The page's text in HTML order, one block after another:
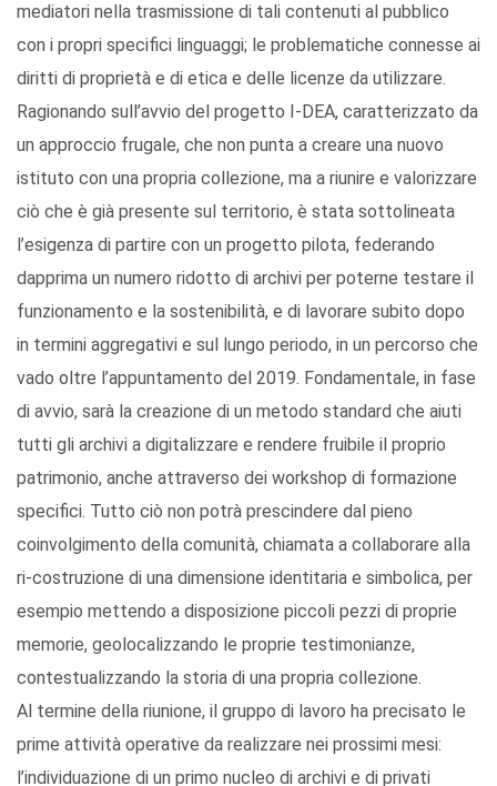
mediatori nella trasmissione di tali contenuti al pubblico
con i propri specifici linguaggi; le problematiche connesse ai
diritti di proprietà e di etica e delle licenze da utilizzare.
Ragionando sull’avvio del progetto I-DEA, caratterizzato da
un approccio frugale, che non punta a creare una nuovo
istituto con una propria collezione, ma a riunire e valorizzare
ciò che è già presente sul territorio, è stata sottolineata
l’esigenza di partire con un progetto pilota, federando
dapprima un numero ridotto di archivi per poterne testare il
funzionamento e la sostenibilità, e di lavorare subito dopo
in termini aggregativi e sul lungo periodo, in un percorso che
vado oltre l’appuntamento del 2019. Fondamentale, in fase
di avvio, sarà la creazione di un metodo standard che aiuti
tutti gli archivi a digitalizzare e rendere fruibile il proprio
patrimonio, anche attraverso dei workshop di formazione
specifici. Tutto ciò non potrà prescindere dal pieno
coinvolgimento della comunità, chiamata a collaborare alla
ri-costruzione di una dimensione identitaria e simbolica, per
esempio mettendo a disposizione piccoli pezzi di proprie
memorie, geolocalizzando le proprie testimonianze,
contestualizzando la storia di una propria collezione.
Al termine della riunione, il gruppo di lavoro ha precisato le
prime attività operative da realizzare nei prossimi mesi:
l’individuazione di un primo nucleo di archivi e di privati